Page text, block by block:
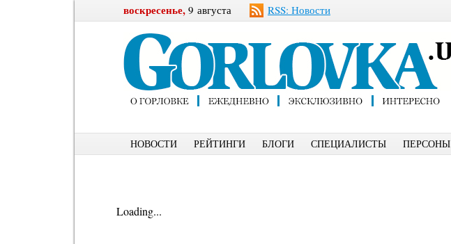
воскресенье, 9 августа RSS: Новости
НОВОСТИ РЕЙТИНГИ БЛОГИ СПЕЦИАЛИСТЫ ПЕРСОНЫ
Loading...